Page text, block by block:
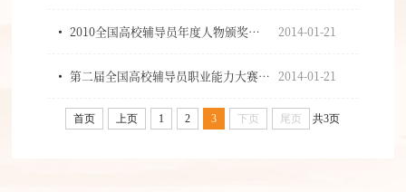
2014-01-21
2010全国高校辅导员年度人物颁奖晚会举行
2014-01-21
第二届全国高校辅导员职业能力大赛成功举办
首页 上页 1 2 3 下页 尾页 共3页